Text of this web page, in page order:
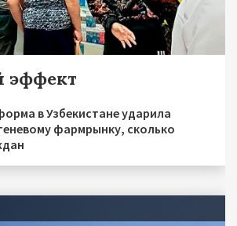
эффект
в Узбекистане ударила
фармрынку, сколько